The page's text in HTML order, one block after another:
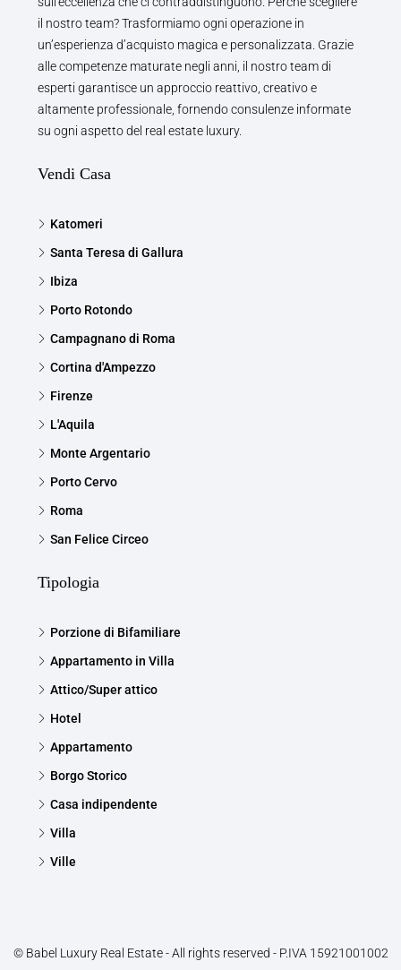
il nostro team? Trasformiamo ogni operazione in
un’esperienza d’acquisto magica e personalizzata. Grazie
alle competenze maturate negli anni, il nostro team di
esperti garantisce un approccio reattivo, creativo e
altamente professionale, fornendo consulenze informate
su ogni aspetto del real estate luxury.
Vendi Casa
Katomeri
Santa Teresa di Gallura
Ibiza
Porto Rotondo
Campagnano di Roma
Cortina d'Ampezzo
Firenze
L'Aquila
Monte Argentario
Porto Cervo
Roma
San Felice Circeo
Tipologia
Porzione di Bifamiliare
Appartamento in Villa
Attico/Super attico
Hotel
Appartamento
Borgo Storico
Casa indipendente
Villa
Ville
© Babel Luxury Real Estate - All rights reserved - P.IVA 15921001002